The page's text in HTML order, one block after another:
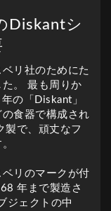
Diskantシ
リ社のためにた
。 最も周りか
の「Diskant」
食器で構成され
製で、頑丈なフ
リのマークが付
年まで製造さ
ジェクトの中